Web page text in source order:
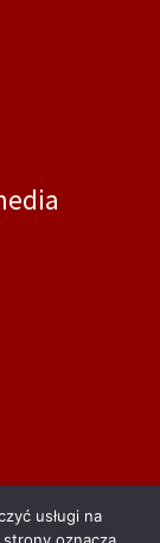
usługi na